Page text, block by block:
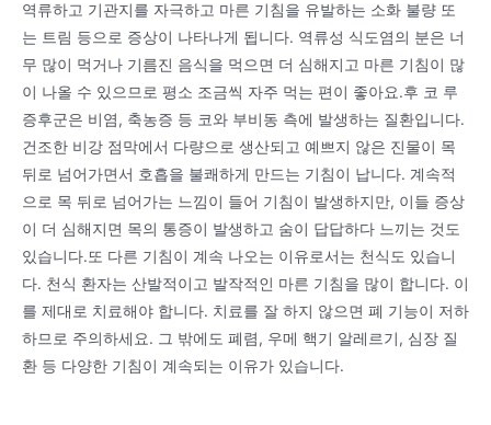
역류하고 기관지를 자극하고 마른 기침을 유발하는 소화 불량 또
는 트림 등으로 증상이 나타나게 됩니다. 역류성 식도염의 분은 너
무 많이 먹거나 기름진 음식을 먹으면 더 심해지고 마른 기침이 많
이 나올 수 있으므로 평소 조금씩 자주 먹는 편이 좋아요.후 코 루
증후군은 비염, 축농증 등 코와 부비동 측에 발생하는 질환입니다.
건조한 비강 점막에서 다량으로 생산되고 예쁘지 않은 진물이 목
뒤로 넘어가면서 호흡을 불쾌하게 만드는 기침이 납니다. 계속적
으로 목 뒤로 넘어가는 느낌이 들어 기침이 발생하지만, 이들 증상
이 더 심해지면 목의 통증이 발생하고 숨이 답답하다 느끼는 것도
있습니다.또 다른 기침이 계속 나오는 이유로서는 천식도 있습니
다. 천식 환자는 산발적이고 발작적인 마른 기침을 많이 합니다. 이
를 제대로 치료해야 합니다. 치료를 잘 하지 않으면 폐 기능이 저하
하므로 주의하세요. 그 밖에도 폐렴, 우메 핵기 알레르기, 심장 질
환 등 다양한 기침이 계속되는 이유가 있습니다.